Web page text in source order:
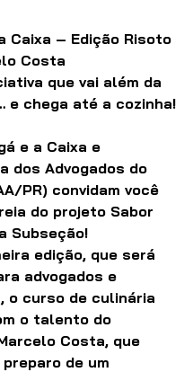
Caixa – Edição Risoto
Costa
que vai além da
e chega até a cozinha!
e a Caixa e
dos Advogados do
PR) convidam você
do projeto Sabor
Subseção!
edição, que será
advogados e
o curso de culinária
o talento do
Costa, que
de um